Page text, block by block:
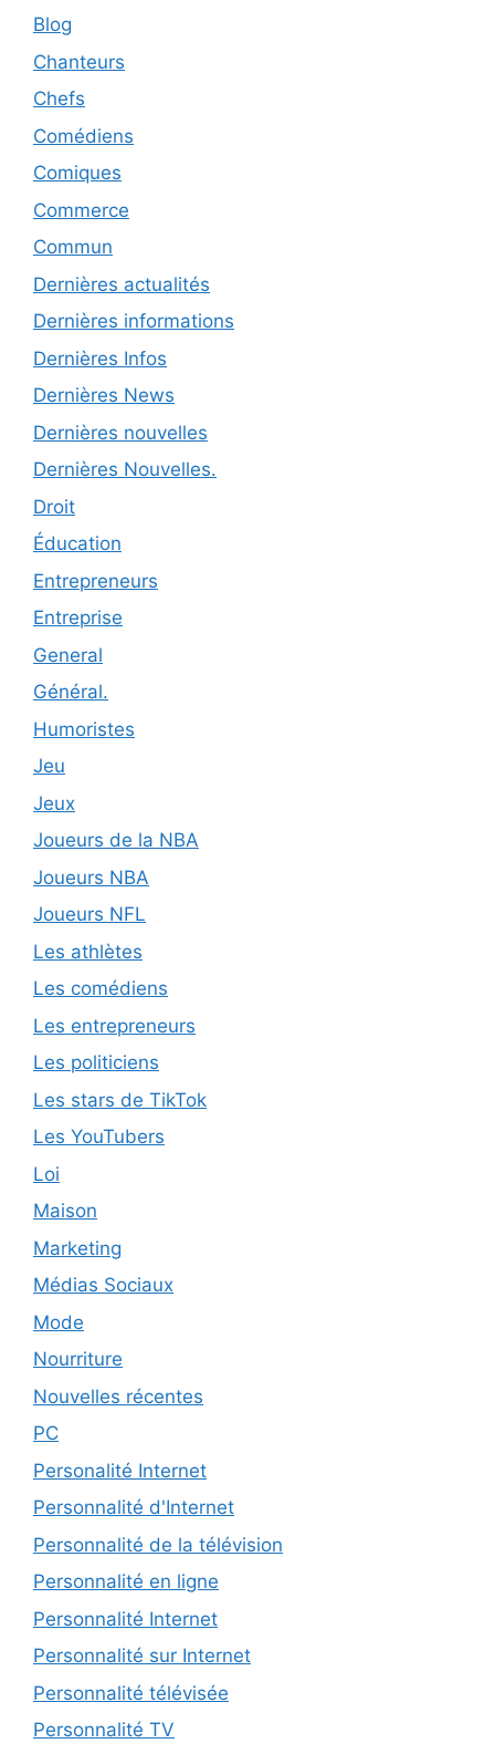
Blog
Chanteurs
Chefs
Comédiens
Comiques
Commerce
Commun
Dernières actualités
Dernières informations
Dernières Infos
Dernières News
Dernières nouvelles
Dernières Nouvelles.
Droit
Éducation
Entrepreneurs
Entreprise
General
Général.
Humoristes
Jeu
Jeux
Joueurs de la NBA
Joueurs NBA
Joueurs NFL
Les athlètes
Les comédiens
Les entrepreneurs
Les politiciens
Les stars de TikTok
Les YouTubers
Loi
Maison
Marketing
Médias Sociaux
Mode
Nourriture
Nouvelles récentes
PC
Personalité Internet
Personnalité d'Internet
Personnalité de la télévision
Personnalité en ligne
Personnalité Internet
Personnalité sur Internet
Personnalité télévisée
Personnalité TV